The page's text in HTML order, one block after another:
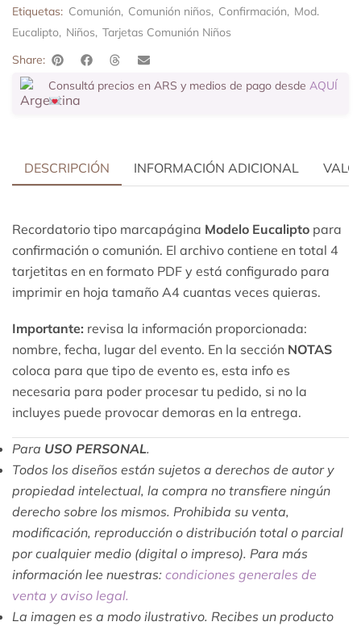
Etiquetas: Comunión, Comunión niños, Confirmación, Mod.
Eucalipto, Niños, Tarjetas Comunión Niños
Share:
Consultá precios en ARS y medios de pago desde AQUÍ
DESCRIPCIÓN INFORMACIÓN ADICIONAL
Recordatorio tipo marcapágina Modelo Eucalipto para
confirmación o comunión. El archivo contiene en total 4
tarjetitas en en formato PDF y está configurado para
imprimir en hoja tamaño A4 cuantas veces quieras.
Importante: revisa la información proporcionada:
nombre, fecha, lugar del evento. En la sección NOTAS
coloca para que tipo de evento es, esta info es
necesaria para poder procesar tu pedido, si no la
incluyes puede provocar demoras en la entrega.
Para USO PERSONAL.
Todos los diseños están sujetos a derechos de autor y
propiedad intelectual, la compra no transfiere ningún
derecho sobre los mismos. Prohibida su venta,
modificación, reproducción o distribución total o parcial
por cualquier medio (digital o impreso). Para más
información lee nuestras: condiciones generales de
venta y aviso legal.
La imagen es a modo ilustrativo. Recibes un producto